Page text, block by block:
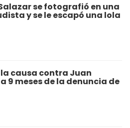
se fotografió en una
y se le escapó una lola
causa contra Juan
9 meses de la denuncia de